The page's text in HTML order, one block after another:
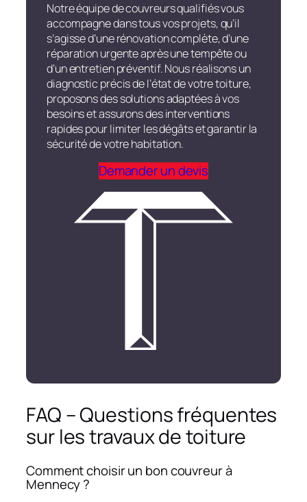
Notre équipe de couvreurs qualifiés vous
accompagne dans tous vos projets, qu’il
s’agisse d’une rénovation complète, d’une
réparation urgente après une tempête ou
d’un entretien préventif. Nous réalisons un
diagnostic précis de l’état de votre toiture,
proposons des solutions adaptées à vos
besoins et assurons des interventions
rapides pour limiter les dégâts et garantir la
sécurité de votre habitation.
Demander un devis
FAQ – Questions fréquentes
sur les travaux de toiture
Comment choisir un bon couvreur à
Mennecy ?